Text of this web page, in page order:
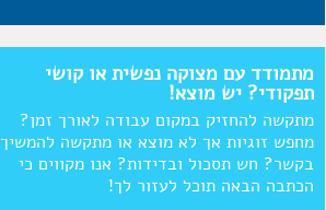
מתמודד עם מצוקה נפשית או קושי
תפקודי? יש מוצא!
מתקשה להחזיק במקום עבודה לאורך זמן?
מחפש זוגיות אך לא מוצא או מתקשה להמשיך
בקשר? חש תסכול ובדידות? אנו מקווים כי
הכתבה הבאה תוכל לעזור לך!